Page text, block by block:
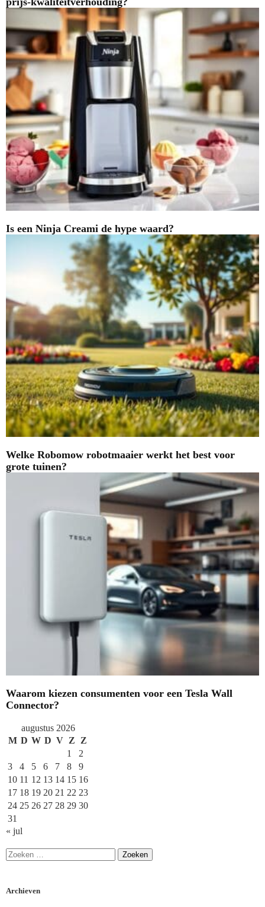
Is een Ninja Creami de hype waard?
Welke Robomow robotmaaier werkt het best voor
grote tuinen?
Waarom kiezen consumenten voor een Tesla Wall
Connector?
augustus 2026
M D W D V Z
Z
1
2
3
4 5 6 7 8
9
10 11 12 13 14 15 16
17 18 19 20 21 22 23
24 25 26 27 28 29 30
31
« jul
Archieven